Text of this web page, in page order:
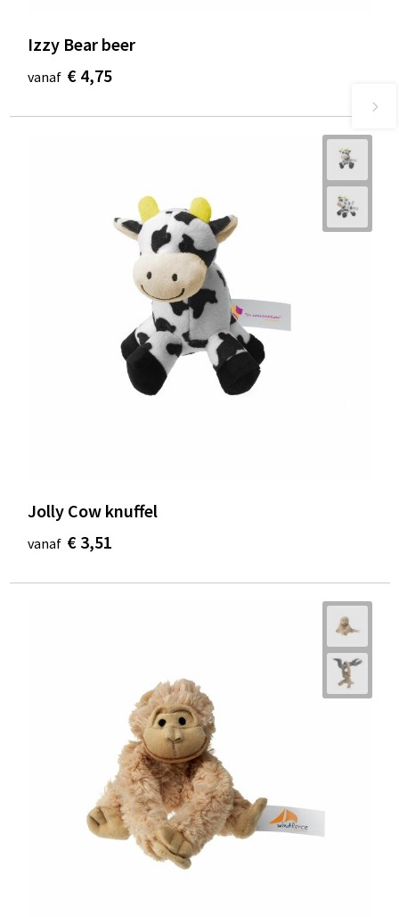
Izzy Bear beer
vanaf € 4,75
Jolly Cow knuffel
vanaf € 3,51